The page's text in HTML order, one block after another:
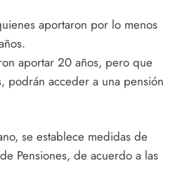
aportaron por lo menos
aportar 20 años, pero que
podrán acceder a una pensión
se establece medidas de
Pensiones, de acuerdo a las